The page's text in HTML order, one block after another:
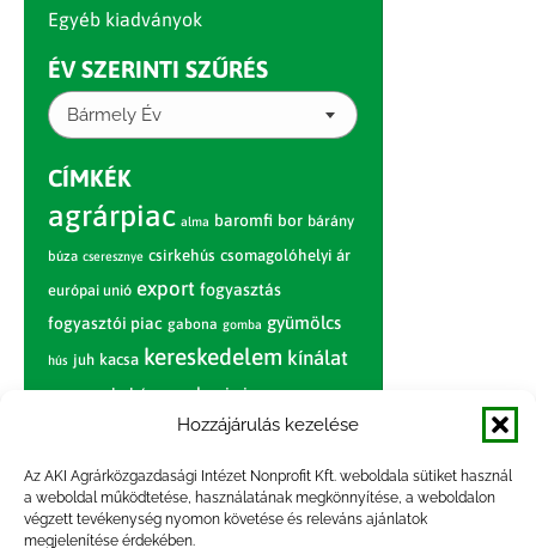
Hozzájárulás kezelése
Az AKI Agrárközgazdasági Intézet Nonprofit Kft. weboldala sütiket használ
a weboldal működtetése, használatának megkönnyítése, a weboldalon
végzett tevékenység nyomon követése és releváns ajánlatok
megjelenítése érdekében.
Egyéb kiadványok
ÉV SZERINTI SZŰRÉS
Bármely Év
CÍMKÉK
agrárpiac alma baromfi bor bárány
búza cseresznye csirkehús csomagolóhelyi ár
európai unió export fogyasztás
fogyasztói piac gabona gomba gyümölcs
hús juh kacsa kereskedelem kínálat
körte marhahús nagybani piac narancs
nemzetközi árinformációk
paradicsom piac piaci jelentés
pulyka pulykahús sertés sertéshús
szarvasmarha termelés termelői